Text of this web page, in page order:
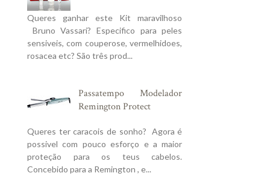
Queres ganhar este Kit maravilhoso
Bruno Vassari? Especifico para peles
sensiveis, com couperose, vermelhidoes,
rosacea etc? São três prod...
Passatempo Modelador
Remington Protect
Queres ter caracois de sonho? Agora é
possivel com pouco esforço e a maior
proteção para os teus cabelos.
Concebido para a Remington , e...